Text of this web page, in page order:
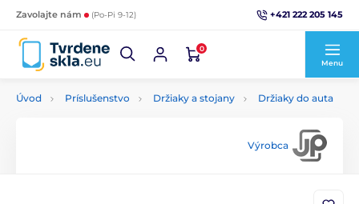
Zavolajte nám (Po-Pi 9-12) +421 222 205 145
0
Menu
Úvod Príslušenstvo Držiaky a stojany Držiaky do auta
Výrobca